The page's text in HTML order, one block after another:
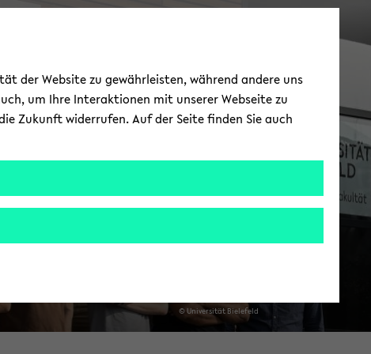
© Uni­ver­si­tät Bie­le­feld
der Website zu gewährleisten, während andere uns
um Ihre Interaktionen mit unserer Webseite zu
Zukunft widerrufen. Auf der Seite finden Sie auch